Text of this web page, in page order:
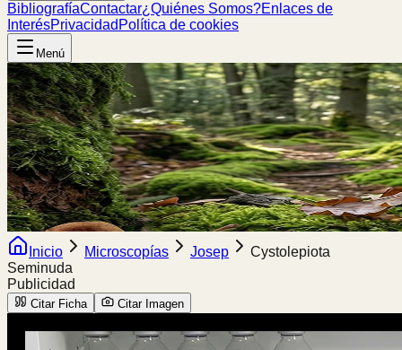
BibliografíaContactar¿Quiénes Somos?Enlaces de
InterésPrivacidad Política de cookies
Menú
Inicio Microscopías Josep
Cystolepiota
Seminuda
Publicidad
Citar Ficha Citar Imagen